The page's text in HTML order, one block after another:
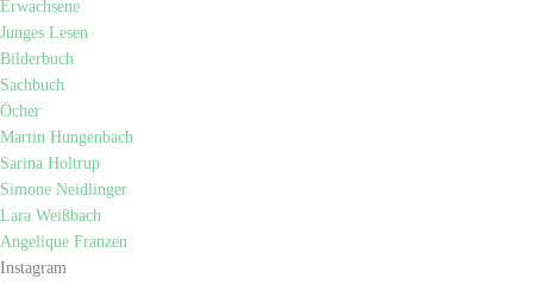
Erwachsene
Junges Lesen
Bilderbuch
Sachbuch
Öcher
Martin Hungenbach
Sarina Holtrup
Simone Neidlinger
Lara Weißbach
Angelique Franzen
Instagram